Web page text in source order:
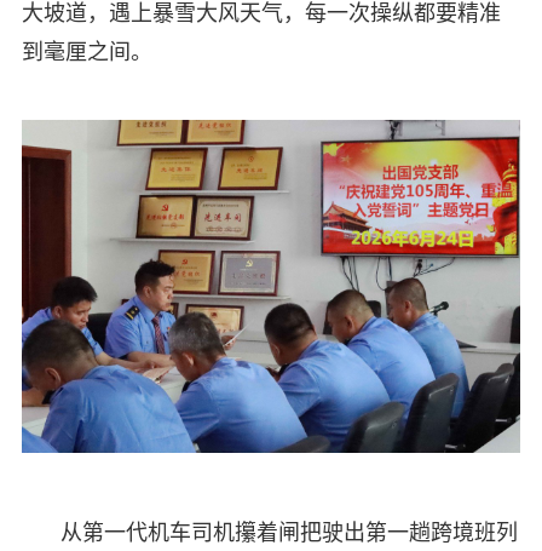
大坡道，遇上暴雪大风天气，每一次操纵都要精准
到毫厘之间。
从第一代机车司机攥着闸把驶出第一趟跨境班列